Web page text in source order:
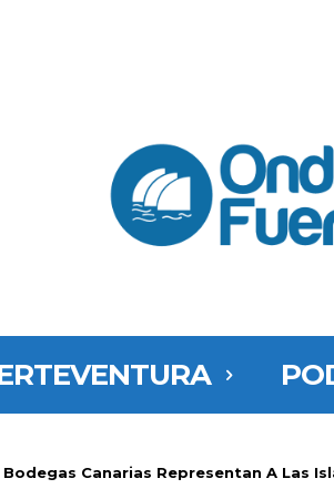
Canarias Representan A Las